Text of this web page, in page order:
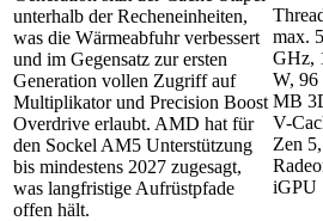
unterhalb der Recheneinheiten,
was die Wärmeabfuhr verbessert
und im Gegensatz zur ersten
Generation vollen Zugriff auf
Multiplikator und Precision Boost
Overdrive erlaubt. AMD hat für
den Sockel AM5 Unterstützung
bis mindestens 2027 zugesagt,
was langfristige Aufrüstpfade
offen hält.
max.
GHz,
W, 96
MB
V-
Zen 5,
iGPU